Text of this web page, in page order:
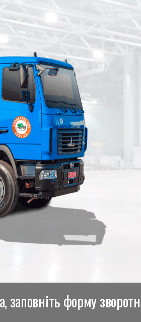
заповніть форму